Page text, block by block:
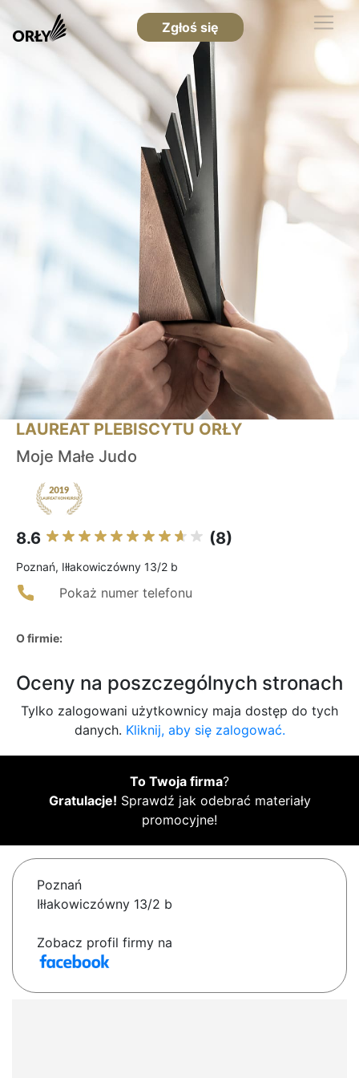
Zgłoś się
LAUREAT PLEBISCYTU ORŁY
Moje Małe Judo
8.6 (8)
Poznań, Iłłakowiczówny 13/2 b
Pokaż numer telefonu
O firmie:
Oceny na poszczególnych stronach
Tylko zalogowani użytkownicy maja dostęp do tych
danych. Kliknij, aby się zalogować.
To Twoja firma?
Gratulacje! Sprawdź jak odebrać materiały
promocyjne!
Poznań
Iłłakowiczówny 13/2 b
Zobacz profil firmy na